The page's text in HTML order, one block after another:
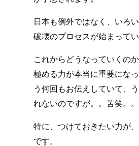
日本も例外ではなく、いろい
破壊のプロセスが始まってい
これからどうなっていくの
極める力が本当に重要にな
う何回もお伝えしていて、
れないのですが。。苦笑。。
特に、つけておきたい力が、
です。